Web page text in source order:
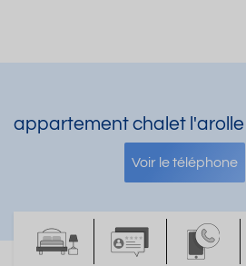
appartement chalet l'arolle
Voir le téléphone